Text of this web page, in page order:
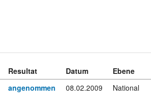
Resultat Datum Ebene
angenommen 08.02.2009 National